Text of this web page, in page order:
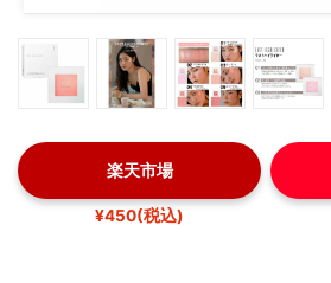
楽天市場
¥450(税込)